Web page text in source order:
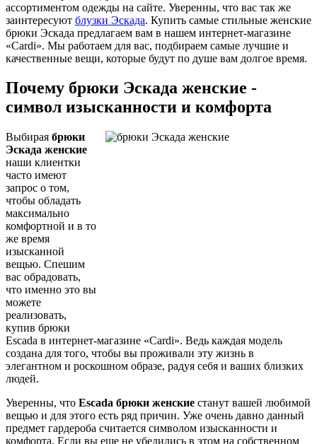
ассортиментом одежды на сайте. Уверенны, что вас так же
заинтересуют блузки Эскада. Купить самые стильные женские
брюки Эскада предлагаем вам в нашем интернет-магазине
«Cardi». Мы работаем для вас, подбираем самые лучшие и
качественные вещи, которые будут по душе вам долгое время.
Почему брюки Эскада женские -
символ изысканности и комфорта
Выбирая брюки
Эскада женские
наши клиентки
часто имеют
запрос о том,
чтобы обладать
максимально
комфортной и в то
же время
изысканной
вещью. Спешим
вас обрадовать,
что именно это вы
можете
реализовать,
купив брюки
Escada в интернет-магазине «Cardi». Ведь каждая модель
создана для того, чтобы вы проживали эту жизнь в
элегантном и роскошном образе, радуя себя и ваших близких
людей.
Уверенны, что Escada брюки женские станут вашей любимой
вещью и для этого есть ряд причин. Уже очень давно данный
предмет гардероба считается символом изысканности и
комфорта. Если вы еще не убедились в этом на собственном